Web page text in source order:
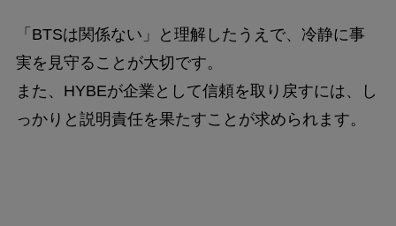
「BTSは関係ない」と理解したうえで、冷静に事
実を見守ることが大切です。
また、HYBEが企業として信頼を取り戻すには、し
っかりと説明責任を果たすことが求められます。